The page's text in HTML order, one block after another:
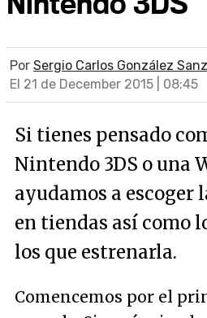
Por Sergio Carlos González Sanz
El 21 de December 2015 | 08:45
Si tienes pensado
Nintendo 3DS o una
ayudamos a escoger
en tiendas así como
los que estrenarla.
Comencemos por el